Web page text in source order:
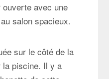
avec une
salon spacieux.
sur le côté de la
la piscine. Il y a